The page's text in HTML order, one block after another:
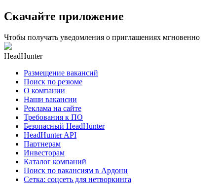
Скачайте приложение
Чтобы получать уведомления о приглашениях мгновенно
HeadHunter
Размещение вакансий
Поиск по резюме
О компании
Наши вакансии
Реклама на сайте
Требования к ПО
Безопасный HeadHunter
HeadHunter API
Партнерам
Инвесторам
Каталог компаний
Поиск по вакансиям в Ардони
Сетка: соцсеть для нетворкинга